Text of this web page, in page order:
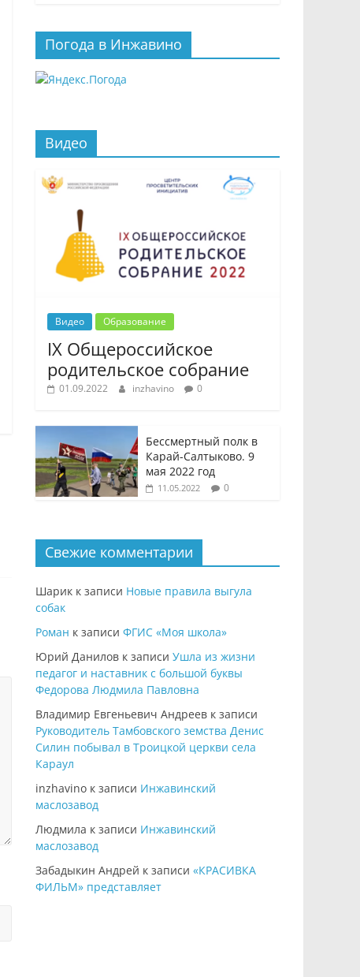
Погода в Инжавино
Видео
Видео Образование
IX Общероссийское
родительское собрание
01.09.2022 inzhavino 0
Бессмертный полк в
Карай-Салтыково. 9
мая 2022 год
11.05.2022 0
Свежие комментарии
Шарик к записи Новые правила выгула
собак
Роман к записи ФГИС «Моя школа»
Юрий Данилов к записи Ушла из жизни
педагог и наставник с большой буквы
Федорова Людмила Павловна
Владимир Евгеньевич Андреев к записи
Руководитель Тамбовского земства Денис
Силин побывал в Троицкой церкви села
Караул
inzhavino к записи Инжавинский
маслозавод
Людмила к записи Инжавинский
маслозавод
Забадыкин Андрей к записи «КРАСИВКА
ФИЛЬМ» представляет